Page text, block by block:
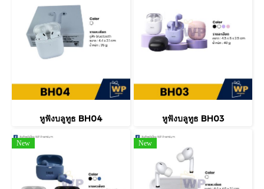
หูฟังบลูทูธ BH04 หูฟังบลูทูธ BH03
New New